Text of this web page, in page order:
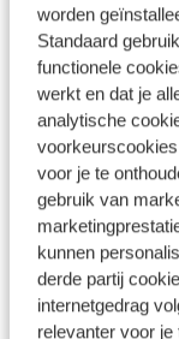
worden
Standaard
functionele
werkt en dat je
analytische
voor je te
gebruik van
kunnen
derde partij
internetgedrag
relevanter voor je
In de buurt
Strand: 900 m
Centrum: 1000
Afstand tot
Luchthaven:
Bushalte: 820
Pinautomaat:
Winkels: 900 m
Restaurant:
Apotheek: 15